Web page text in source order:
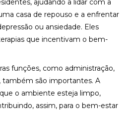
ajudando a lidar com a
casa de repouso e a enfrentar
ou ansiedade. Eles
que incentivam o bem-
funções, como administração,
também são importantes. A
o ambiente esteja limpo,
assim, para o bem-estar